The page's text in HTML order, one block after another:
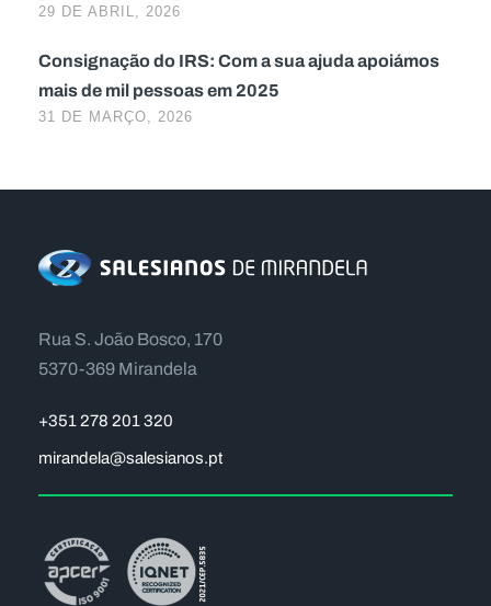
29 DE ABRIL, 2026
Consignação do IRS: Com a sua ajuda apoiámos
mais de mil pessoas em 2025
31 DE MARÇO, 2026
Rua S. João Bosco, 170
5370-369 Mirandela
+351 278 201 320
mirandela@salesianos.pt